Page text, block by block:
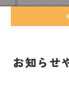
お知らせ